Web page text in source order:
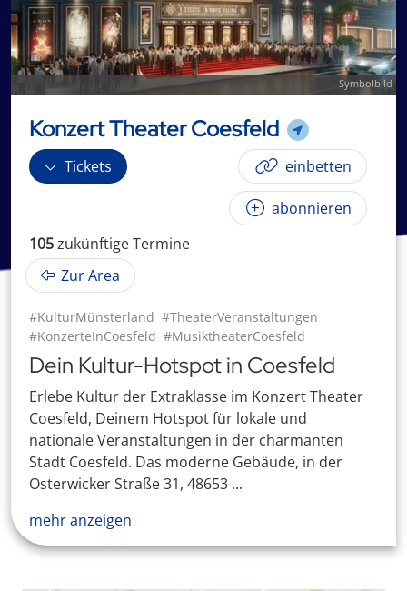
Symbolbild
Konzert Theater Coesfeld
Tickets einbetten
abonnieren
105zukünftigeTermine
Zur Area
#KulturMünsterland #TheaterVeranstaltungen
#KonzerteInCoesfeld #MusiktheaterCoesfeld
Dein Kultur-Hotspot in Coesfeld
Erlebe Kultur der Extraklasse im Konzert Theater
Coesfeld, Deinem Hotspot für lokale und
nationale Veranstaltungen in der charmanten
Stadt Coesfeld. Das moderne Gebäude, in der
Osterwicker Straße 31, 48653 ...
mehr anzeigen